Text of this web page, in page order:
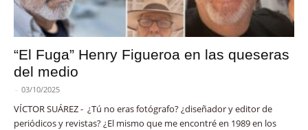
“El Fuga” Henry Figueroa en las queseras
del medio
- 03/10/2025
VÍCTOR SUÁREZ - ¿Tú no eras fotógrafo? ¿diseñador y editor de
periódicos y revistas? ¿El mismo que me encontré en 1989 en los